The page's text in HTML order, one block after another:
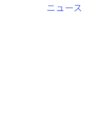
ニュース